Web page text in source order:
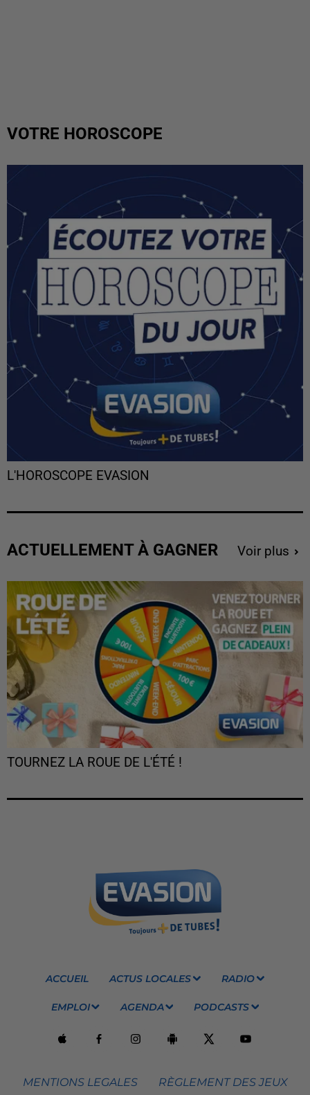
VOTRE HOROSCOPE
L'HOROSCOPE EVASION
ACTUELLEMENT À GAGNER Voir plus
TOURNEZ LA ROUE DE L'ÉTÉ !
ACCUEIL ACTUS LOCALES RADIO
EMPLOI AGENDA PODCASTS
MENTIONS LEGALES RÈGLEMENT DES JEUX